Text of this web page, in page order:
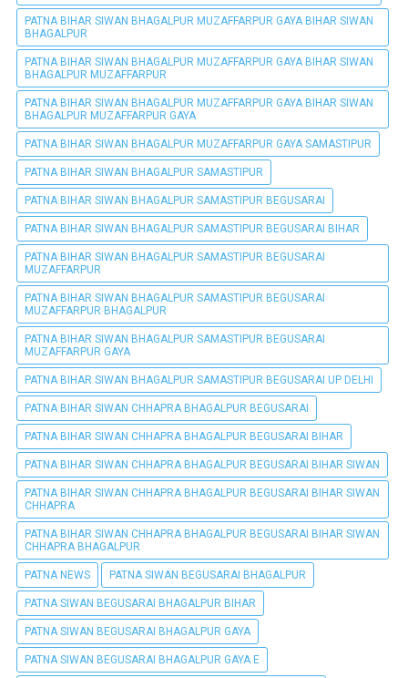
PATNA BIHAR SIWAN BHAGALPUR MUZAFFARPUR GAYA BIHAR SIWAN
BHAGALPUR
PATNA BIHAR SIWAN BHAGALPUR MUZAFFARPUR GAYA BIHAR SIWAN
BHAGALPUR MUZAFFARPUR
PATNA BIHAR SIWAN BHAGALPUR MUZAFFARPUR GAYA BIHAR SIWAN
BHAGALPUR MUZAFFARPUR GAYA
PATNA BIHAR SIWAN BHAGALPUR MUZAFFARPUR GAYA SAMASTIPUR
PATNA BIHAR SIWAN BHAGALPUR SAMASTIPUR
PATNA BIHAR SIWAN BHAGALPUR SAMASTIPUR BEGUSARAI
PATNA BIHAR SIWAN BHAGALPUR SAMASTIPUR BEGUSARAI BIHAR
PATNA BIHAR SIWAN BHAGALPUR SAMASTIPUR BEGUSARAI
MUZAFFARPUR
PATNA BIHAR SIWAN BHAGALPUR SAMASTIPUR BEGUSARAI
MUZAFFARPUR BHAGALPUR
PATNA BIHAR SIWAN BHAGALPUR SAMASTIPUR BEGUSARAI
MUZAFFARPUR GAYA
PATNA BIHAR SIWAN BHAGALPUR SAMASTIPUR BEGUSARAI UP DELHI
PATNA BIHAR SIWAN CHHAPRA BHAGALPUR BEGUSARAI
PATNA BIHAR SIWAN CHHAPRA BHAGALPUR BEGUSARAI BIHAR
PATNA BIHAR SIWAN CHHAPRA BHAGALPUR BEGUSARAI BIHAR SIWAN
PATNA BIHAR SIWAN CHHAPRA BHAGALPUR BEGUSARAI BIHAR SIWAN
CHHAPRA
PATNA BIHAR SIWAN CHHAPRA BHAGALPUR BEGUSARAI BIHAR SIWAN
CHHAPRA BHAGALPUR
PATNA NEWS PATNA SIWAN BEGUSARAI BHAGALPUR
PATNA SIWAN BEGUSARAI BHAGALPUR BIHAR
PATNA SIWAN BEGUSARAI BHAGALPUR GAYA
PATNA SIWAN BEGUSARAI BHAGALPUR GAYA E